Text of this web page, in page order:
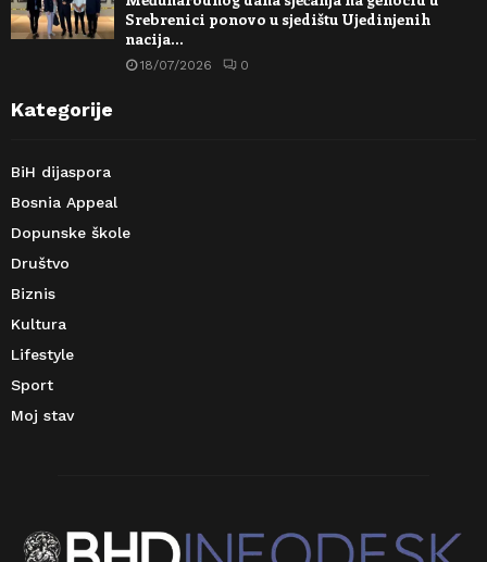
Srebrenici ponovo u sjedištu Ujedinjenih
nacija…
18/07/2026 0
Kategorije
BiH dijaspora
Bosnia Appeal
Dopunske škole
Društvo
Biznis
Kultura
Lifestyle
Sport
Moj stav